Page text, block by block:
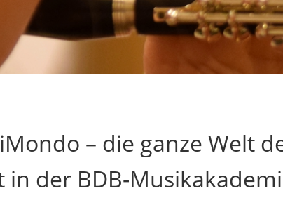
– die ganze Welt
in der BDB-